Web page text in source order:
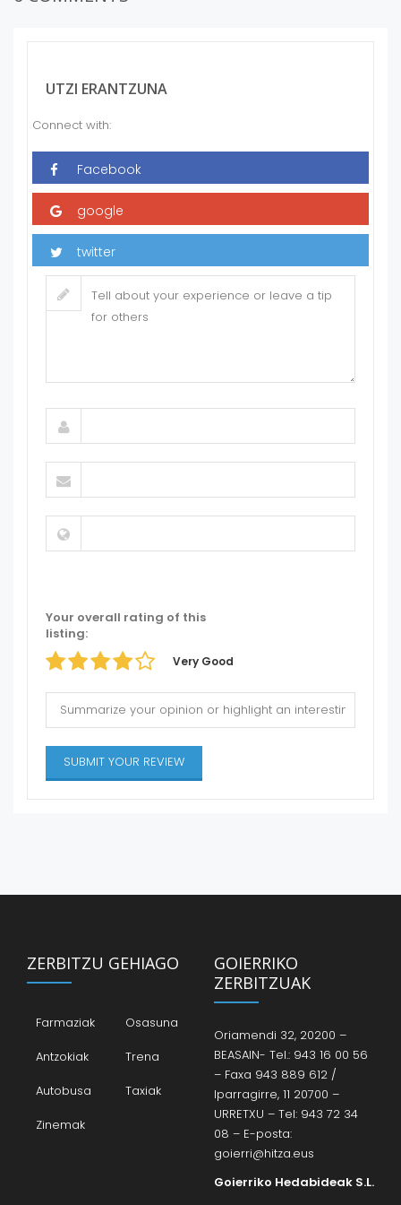
UTZI ERANTZUNA
Connect with:
Your overall rating of this
listing:
Very Good
ZERBITZU GEHIAGO
Farmaziak
Osasuna
Antzokiak
Trena
Autobusa
Taxiak
Zinemak
GOIERRIKO
ZERBITZUAK
Oriamendi 32, 20200 –
BEASAIN- Tel.: 943 16 00 56
– Faxa 943 889 612 /
Iparragirre, 11 20700 –
URRETXU – Tel: 943 72 34
08 – E-posta:
goierri@hitza.eus
Goierriko Hedabideak S.L.